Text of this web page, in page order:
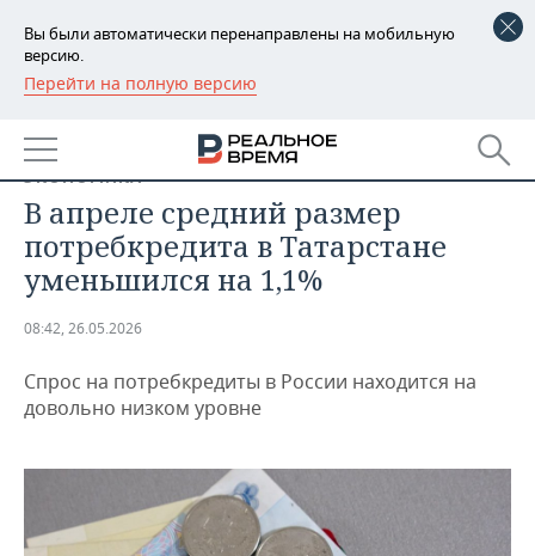
Вы были автоматически перенаправлены на мобильную
версию.
Перейти на полную версию
РЕГИОНЫ
БАШКОРТОСТАН
УДМУРТИЯ
НОВОСТИ
НОВОСТИ АНАЛИТИКИ
ДЕКЛАРАЦИИ О ДОХОДАХ
ВУЗЫ ТАТАРСТАНА
КОМУ ПРИНАДЛЕЖАТ
ТОРГОВЫЕ ЦЕНТРЫ
ТАТАРСТАНА
ЭКОНОМИКА
НОВОСТИ ЭКОНОМИКИ
БАНКИ
БЮДЖЕТ
ИНВЕСТИЦИИ
ПРОМЫШЛЕННОСТИ
МАШИНОСТРОЕНИЕ
НЕФТЕХИМИЯ
НОВОСТИ НЕДВИЖИМОСТИ
АВТО
НОВОСТИ АВТО
БИЗНЕС
НОВОСТИ БИЗНЕСА
ТЕХНОЛОГИИ
ЭКОНОМИКА
В апреле средний размер
потребкредита в Татарстане
уменьшился на 1,1%
08:42, 26.05.2026
Спрос на потребкредиты в России находится на
довольно низком уровне